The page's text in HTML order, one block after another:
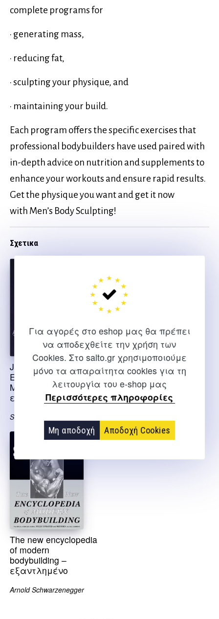
Για αγορές στο eshop μας θα πρέπει
να αποδεχθείτε την χρήση των
Cookies. Στο salto.gr χρησιμοποιούμε
μόνο τα απαραίτητα cookies για τη
λειτουργία του e-shop μας
Περισσότερες πληροφορίες
Μη αποδοχή Αποδοχή Cookies
complete programs for
• generating mass,
• reducing fat,
• sculpting your physique, and
• maintaining your build.
Each program offers the specific exercises that
professional bodybuilders have used paired with
in-depth advice on nutrition and supplements to
enhance your workouts and ensure rapid results.
Get the physique you want and get it now
with Men’s Body Sculpting!
Σχετικα
Jim Stoppani’s
Encyclopedia of
Muscle and Strength –
εξαντλημένο
Stoppani Jim
ENCYCLOPEDIA OF
BODYBUILDING
Kennedy Robert
The new encyclopedia
of modern
bodybuilding –
εξαντλημένο
Arnold Schwarzenegger